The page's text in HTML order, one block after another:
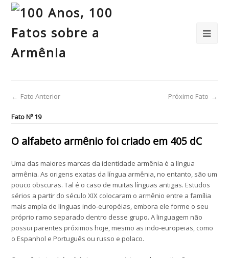
Próximo Fato →
← Fato Anterior
Fato Nº 19
O alfabeto armênio foi criado em 405 dC
Uma das maiores marcas da identidade armênia é a língua
armênia. As origens exatas da língua armênia, no entanto, são um
pouco obscuras. Tal é o caso de muitas línguas antigas. Estudos
sérios a partir do século XIX colocaram o armênio entre a família
mais ampla de línguas indo-européias, embora ele forme o seu
próprio ramo separado dentro desse grupo. A linguagem não
possui parentes próximos hoje, mesmo as indo-europeias, como
o Espanhol e Português ou russo e polaco.